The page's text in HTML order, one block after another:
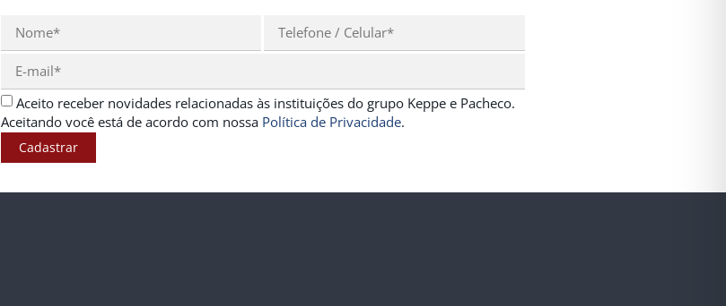
Aceito receber novidades relacionadas às instituições do grupo Keppe e Pacheco.
Aceitando você está de acordo com nossa Política de Privacidade.
Cadastrar